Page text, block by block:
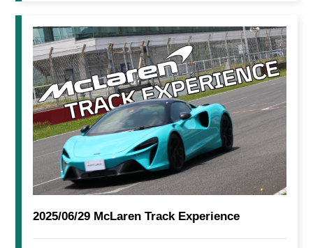
2025/06/29 McLaren Track Experience